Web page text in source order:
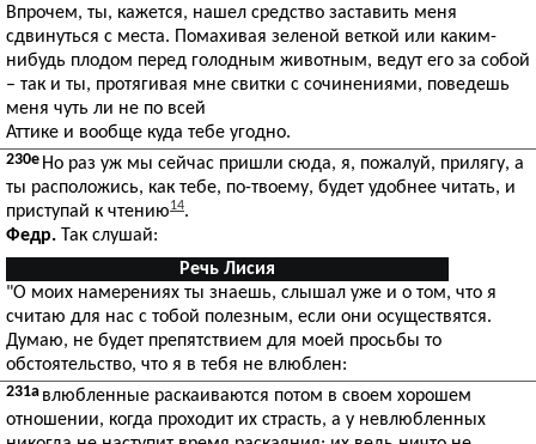
Впрочем, ты, кажется, нашел средство заставить меня
сдвинуться с места. Помахивая зеленой веткой или каким-
нибудь плодом перед голодным животным, ведут его за собой
– так и ты, протягивая мне свитки с сочинениями, поведешь
меня чуть ли не по всей
Аттике и вообще куда тебе угодно.
230e Но раз уж мы сейчас пришли сюда, я, пожалуй, прилягу, а
ты расположись, как тебе, по-твоему, будет удобнее читать, и
приступай к чтению14.
Федр. Так слушай:
Речь Лисия
"О моих намерениях ты знаешь, слышал уже и о том, что я
считаю для нас с тобой полезным, если они осуществятся.
Думаю, не будет препятствием для моей просьбы то
обстоятельство, что я в тебя не влюблен:
231a влюбленные раскаиваются потом в своем хорошем
отношении, когда проходит их страсть, а у невлюбленных